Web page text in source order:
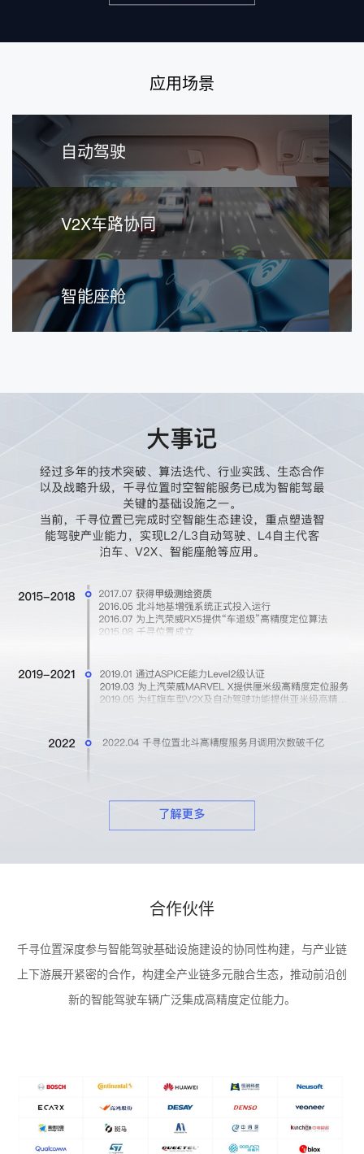
应用场景
自动驾驶
V2X车路协同
智能座舱
合作伙伴
千寻位置深度参与智能驾驶基础设施建设的协同性构建，与产业链
上下游展开紧密的合作，构建全产业链多元融合生态，推动前沿创
新的智能驾驶车辆广泛集成高精度定位能力。